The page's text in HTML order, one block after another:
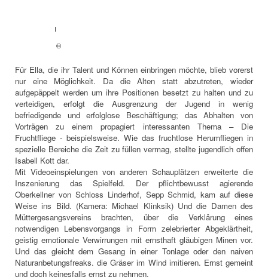
I
©
Für Ella, die ihr Talent und Können einbringen möchte, blieb vorerst
nur eine Möglichkeit. Da die Alten statt abzutreten, wieder
aufgepäppelt werden um ihre Positionen besetzt zu halten und zu
verteidigen, erfolgt die Ausgrenzung der Jugend in wenig
befriedigende und erfolglose Beschäftigung; das Abhalten von
Vorträgen zu einem propagiert interessanten Thema – Die
Fruchtfliege - beispielsweise. Wie das fruchtlose Herumfliegen in
spezielle Bereiche die Zeit zu füllen vermag, stellte jugendlich offen
Isabell Kott dar.
Mit Videoeinspielungen von anderen Schauplätzen erweiterte die
Inszenierung das Spielfeld. Der pflichtbewusst agierende
Oberkellner von Schloss Linderhof, Sepp Schmid, kam auf diese
Weise ins Bild. (Kamera: Michael Klinksik) Und die Damen des
Müttergesangsvereins brachten, über die Verklärung eines
notwendigen Lebensvorgangs in Form zelebrierter Abgeklärtheit,
geistig emotionale Verwirrungen mit ernsthaft gläubigen Minen vor.
Und das gleicht dem Gesang in einer Tonlage oder den naiven
Naturanbetungsfreaks. die Gräser im Wind imitieren. Ernst gemeint
und doch keinesfalls ernst zu nehmen.